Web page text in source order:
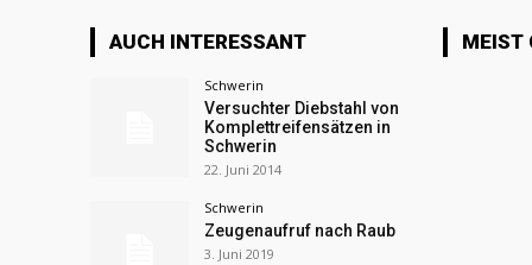
AUCH INTERESSANT
Schwerin
Versuchter Diebstahl von
Komplettreifensätzen in
Schwerin
22. Juni 2014
Schwerin
Zeugenaufruf nach Raub
3. Juni 2019
MEIST